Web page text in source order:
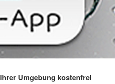
Umgebung kostenfrei